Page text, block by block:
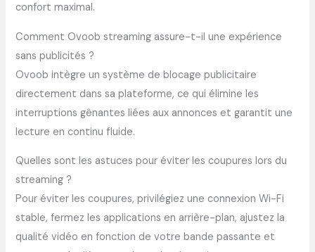
confort maximal.
Comment Ovoob streaming assure-t-il une expérience
sans publicités ?
Ovoob intègre un système de blocage publicitaire
directement dans sa plateforme, ce qui élimine les
interruptions gênantes liées aux annonces et garantit une
lecture en continu fluide.
Quelles sont les astuces pour éviter les coupures lors du
streaming ?
Pour éviter les coupures, privilégiez une connexion Wi-Fi
stable, fermez les applications en arrière-plan, ajustez la
qualité vidéo en fonction de votre bande passante et